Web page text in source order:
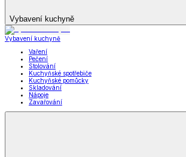
Vybavení kuchyně
Vybavení kuchyně
Vaření
Pečení
Stolování
Kuchyňské spotřebiče
Kuchyňské pomůcky
Skladování
Nápoje
Zavařování